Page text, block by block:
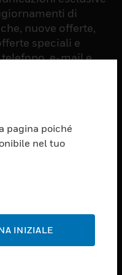
di
nuove offerte,
speciali e
e-mail e
pagina poiché
nel tuo
INIZIALE